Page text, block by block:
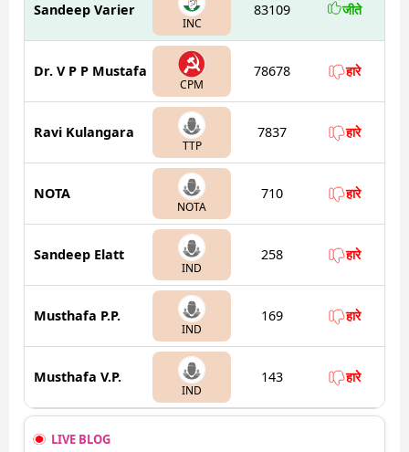
Sandeep Varier
INC
83109 जीते
Dr. V P P Mustafa
CPM
78678 हारे
Ravi Kulangara
TTP
7837 हारे
NOTA
NOTA
710 हारे
Sandeep Elatt
IND
258 हारे
Musthafa P.P.
IND
169 हारे
Musthafa V.P.
IND
143 हारे
LIVE BLOG